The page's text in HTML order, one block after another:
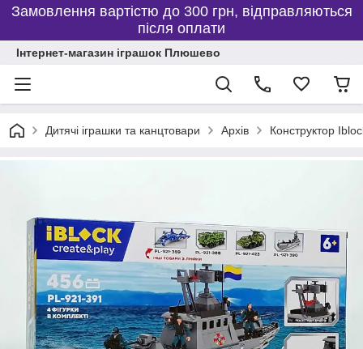
Замовлення вартістю до 300 грн, відправляються
після оплати
Інтернет-магазин іграшок Плюшево
Дитячі іграшки та канцтовари Архів Конструктор